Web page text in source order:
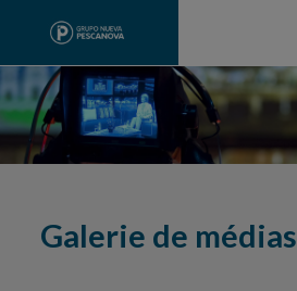
Galerie de médias